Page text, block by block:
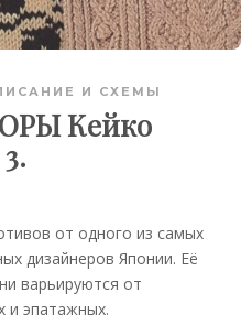
И СХЕМЫ
Кейко
от одного из самых
дизайнеров Японии. Её
варьируются от
и эпатажных.